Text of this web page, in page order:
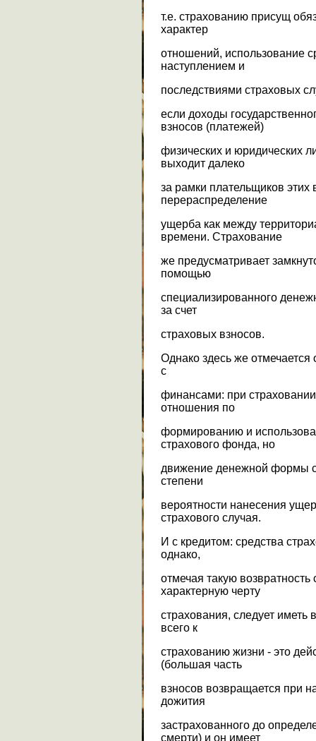
т.е. страхованию присущ
характер
отношений, использование
наступлением и
последствиями страховых
если доходы
взносов (платежей)
физических и юридических
выходит далеко
за рамки плательщиков этих
перераспределение
ущерба как между
времени. Страхование
же предусматривает
помощью
специализированного
за счет
страховых взносов.
Однако здесь же
с
финансами: при
отношения по
формированию и
страхового фонда, но
движение денежной формы
степени
вероятности нанесения
страхового случая.
И с кредитом: средства
однако,
отмечая такую
характерную черту
страхования, следует иметь
всего к
страхованию жизни - это
(большая часть
взносов возвращается при
дожития
застрахованного до
смерти) и он имеет